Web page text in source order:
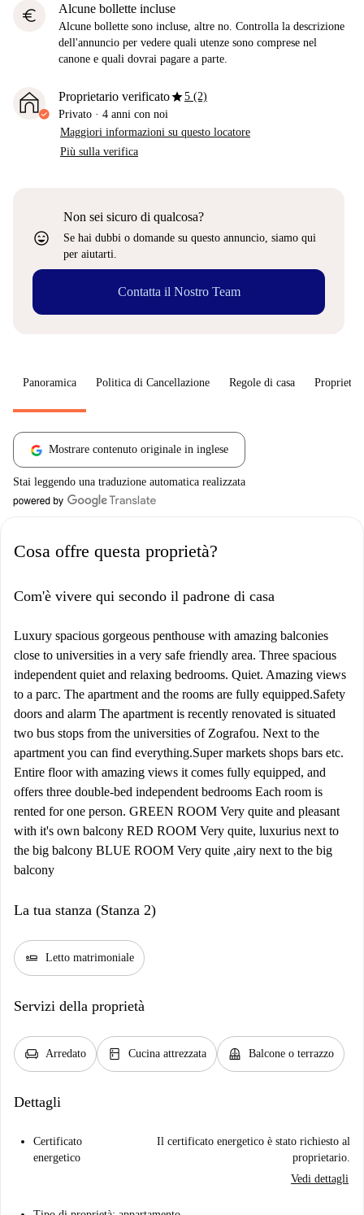
euro Alcune bollette incluse
Alcune bollette sono incluse, altre no. Controlla la descrizione
dell'annuncio per vedere quali utenze sono comprese nel
canone e quali dovrai pagare a parte.
Proprietario verificatostar5 (2)
Privato · 4 anni con noi
Maggiori informazioni su questo locatore
Più sulla verifica
sentiment_very_satisfied
Non sei sicuro di qualcosa?
Se hai dubbi o domande su questo annuncio, siamo qui
per aiutarti.
Contatta il Nostro Team
Panoramica Politica di Cancellazione Regole di casa
Mostrare contenuto originale in inglese
Stai leggendo una traduzione automatica realizzata
Cosa offre questa proprietà?
Com'è vivere qui secondo il padrone di casa
Luxury spacious gorgeous penthouse with amazing balconies
close to universities in a very safe friendly area. Three spacious
independent quiet and relaxing bedrooms. Quiet. Amazing views
to a parc. The apartment and the rooms are fully equipped.Safety
doors and alarm The apartment is recently renovated is situated
two bus stops from the universities of Zografou. Next to the
apartment you can find everything.Super markets shops bars etc.
Entire floor with amazing views it comes fully equipped, and
offers three double-bed independent bedrooms Each room is
rented for one person. GREEN ROOM Very quite and pleasant
with it's own balcony RED ROOM Very quite, luxurius next to
the big balcony BLUE ROOM Very quite ,airy next to the big
balcony
La tua stanza (Stanza 2)
airline_seat_flat Letto matrimoniale
Servizi della proprietà
chair Arredato kitchen Cucina attrezzata balcony Balcone o terrazzo
Dettagli
Certificato
energetico
Il certificato energetico è stato richiesto al
proprietario.
Vedi dettagli